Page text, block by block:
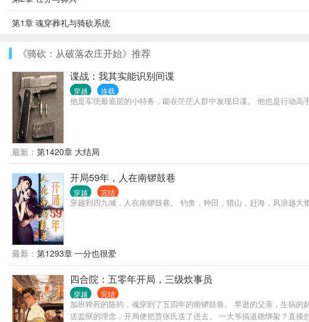
第1章 魂穿葬礼与骑砍系统
《骑砍：从破落农庄开始》推荐
谍战：我其实能识别间谍
穿越 连载
他是军统最底层的小特务，能在茫茫人群中发现日谍。 他也是行动
最新： 第1420章 大结局
开局59年，人在南锣鼓巷
穿越 完结
穿越到四九城，人在南锣鼓巷。 钓鱼，种田，猎山，赶海，风浪越大
最新： 第1293章 一分也很爱
四合院：五零年开局，三级炊事员
穿越 完结
加班猝死的陈钧，魂穿到了五四年的南锣鼓巷。 早逝的父亲，生病
送监狱的理念，开局便把贾张氏送了进去。 一大爷搞道德绑架？直接